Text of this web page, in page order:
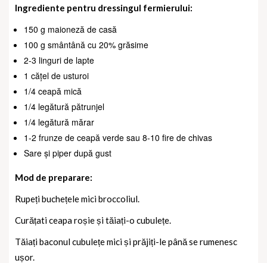
Ingrediente pentru dressingul fermierului:
150 g maioneză de casă
100 g smântână cu 20% grăsime
2-3 linguri de lapte
1 cățel de usturoi
1/4 ceapă mică
1/4 legătură pătrunjel
1/4 legătură mărar
1-2 frunze de ceapă verde sau 8-10 fire de chivas
Sare și piper după gust
Mod de preparare:
Rupeți buchețele mici broccoliul.
Curățati ceapa roșie și tăiați-o cubulețe.
Tăiați baconul cubulețe mici și prăjiți-le până se rumenesc
ușor.